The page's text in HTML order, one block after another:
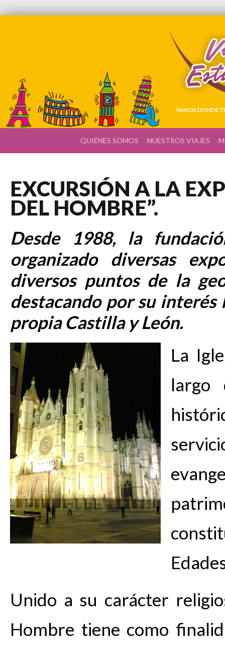
VAMOS DONDE
QUIÉNES SOMOS NUESTROS VIAJES
EXCURSIÓN A LA
DEL HOMBRE”.
Desde 1988, la
organizado diversas
diversos puntos de la
destacando por su interés
propia Castilla y León.
La
largo
Unido a su carácter
Hombre tiene como